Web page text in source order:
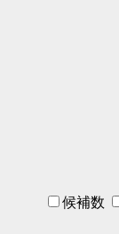
候補数